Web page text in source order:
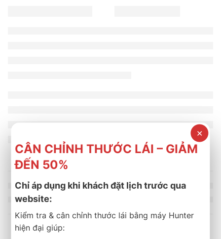
✕
CÂN CHỈNH THƯỚC LÁI – GIẢM
ĐẾN 50%
Chỉ áp dụng khi khách đặt lịch trước qua
website:
Kiểm tra & cân chỉnh thước lái bằng máy Hunter
hiện đại giúp: